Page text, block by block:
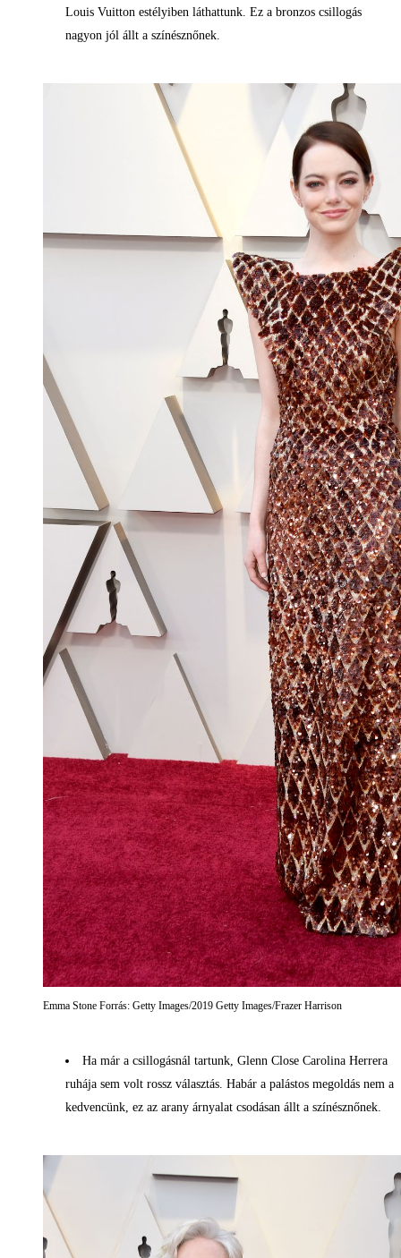
Louis Vuitton estélyiben láthattunk. Ez a bronzos csillogás
nagyon jól állt a színésznőnek.
Emma Stone Forrás: Getty Images/2019 Getty Images/Frazer Harrison
Ha már a csillogásnál tartunk, Glenn Close Carolina Herrera
ruhája sem volt rossz választás. Habár a palástos megoldás nem a
kedvencünk, ez az arany árnyalat csodásan állt a színésznőnek.